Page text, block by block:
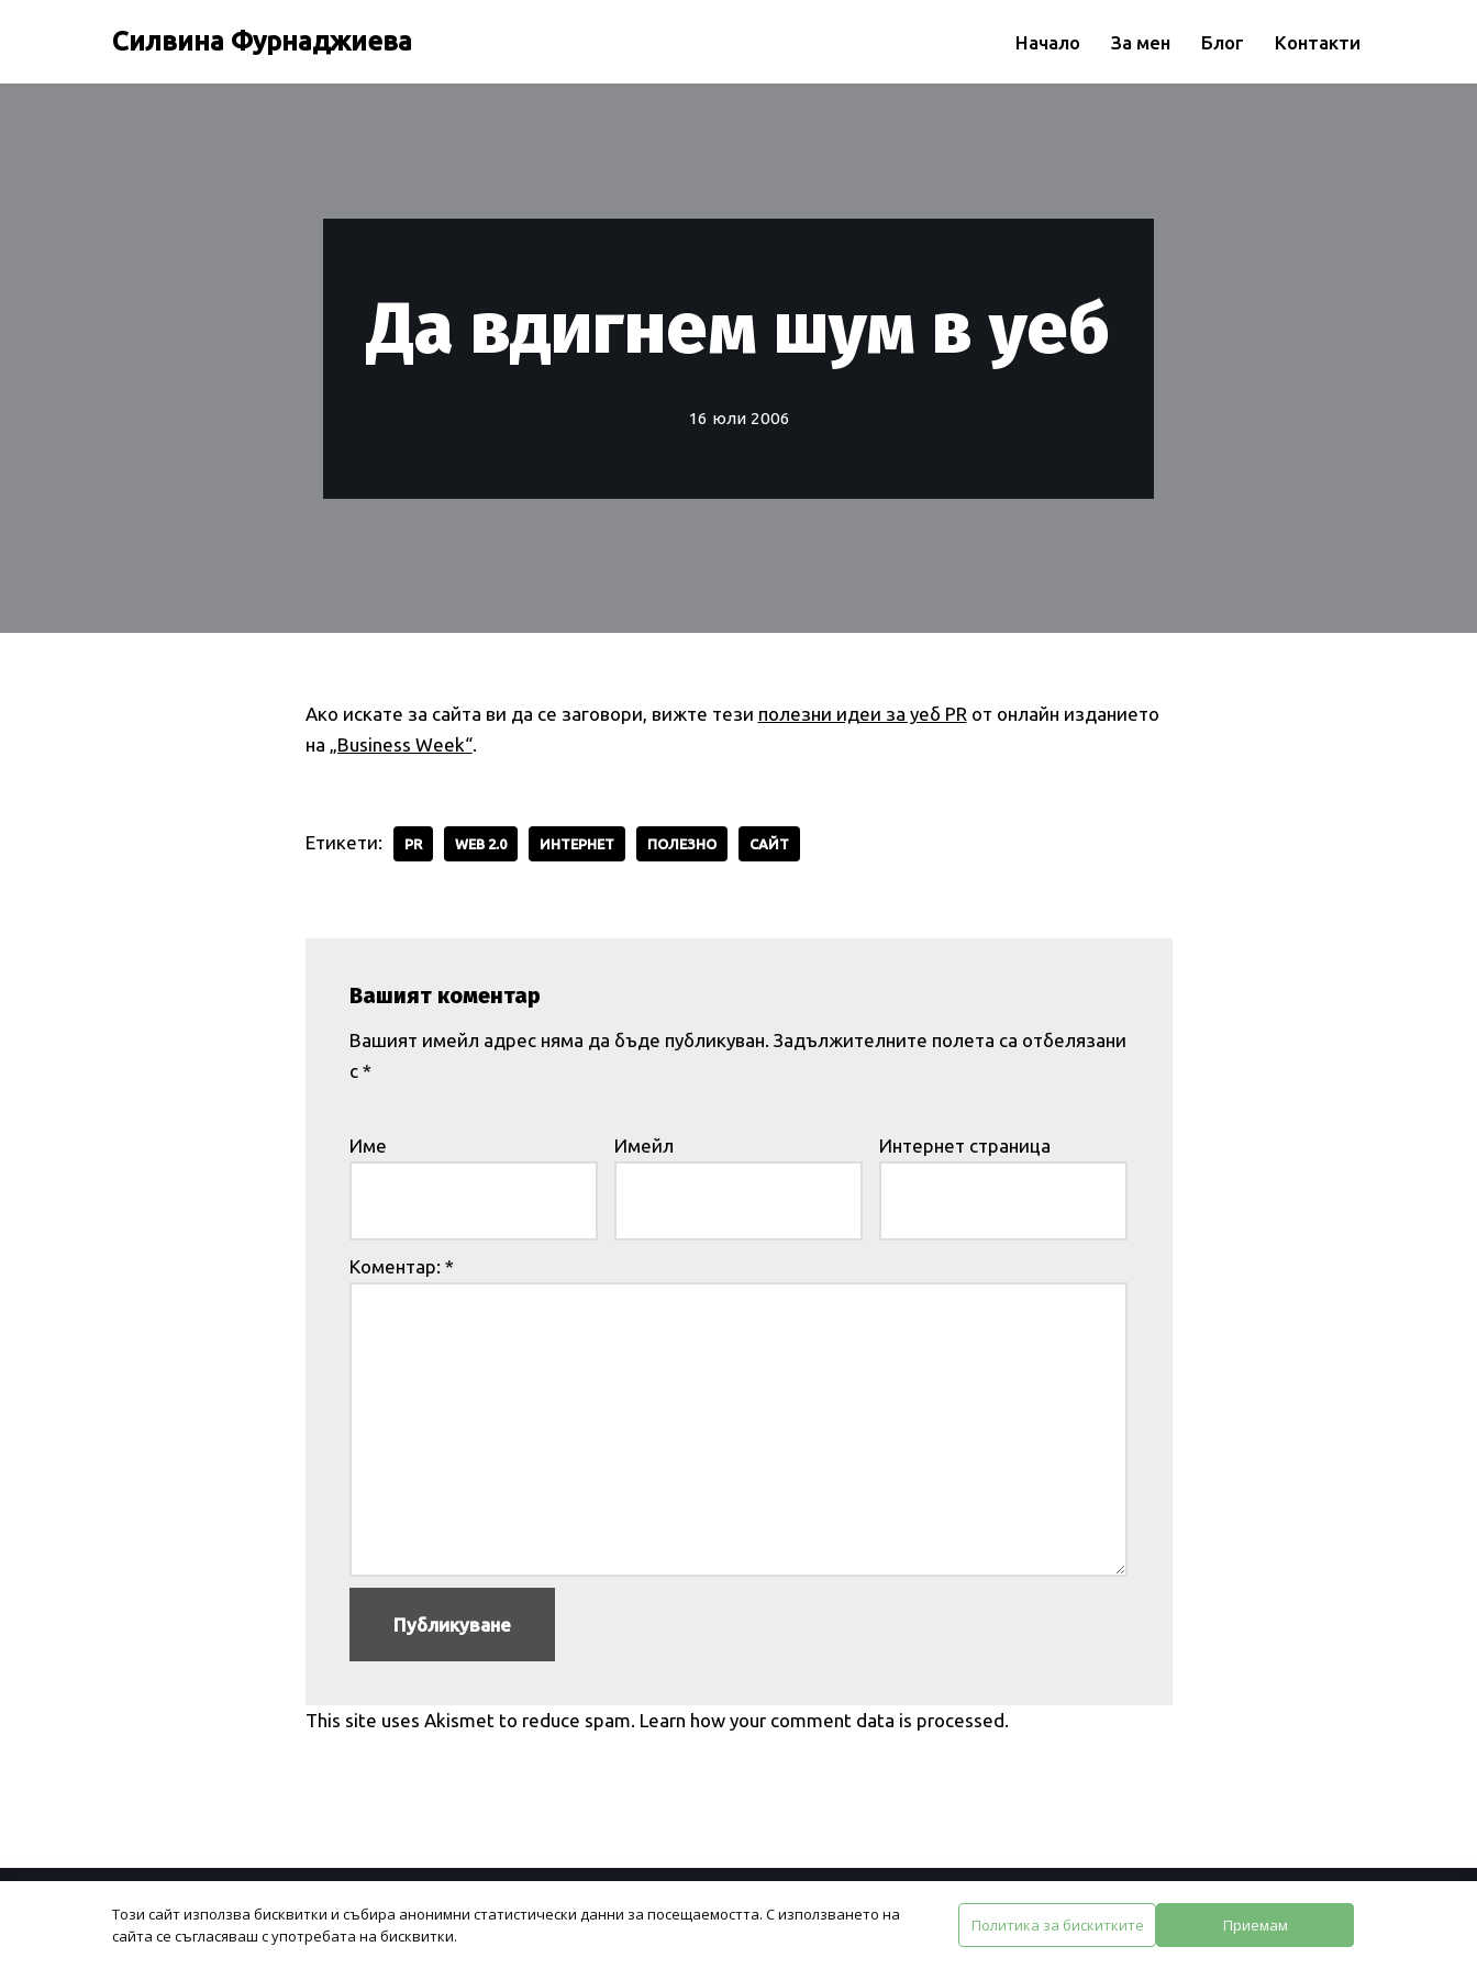
Силвина Фурнаджиева Начало За мен Блог Контакти
Да вдигнем шум в уеб
16 юли 2006
Ако искате за сайта ви да се заговори, вижте тези полезни идеи за уеб PR от онлайн изданието
на „Business Week“.
Етикети: PR WEB 2.0 ИНТЕРНЕТ ПОЛЕЗНО САЙТ
Вашият коментар
Вашият имейл адрес няма да бъде публикуван. Задължителните полета са отбелязани
с *
Име Имейл Интернет страница
Коментар: *
This site uses Akismet to reduce spam. Learn how your comment data is processed.
Политика на поверителност Общи условия Neve| Задвижван отWordPress
Този сайт използва бисквитки и събира анонимни статистически данни за посещаемостта. С използването на
сайта се съгласяваш с употребата на бисквитки.
Политика за бискитките Приемам